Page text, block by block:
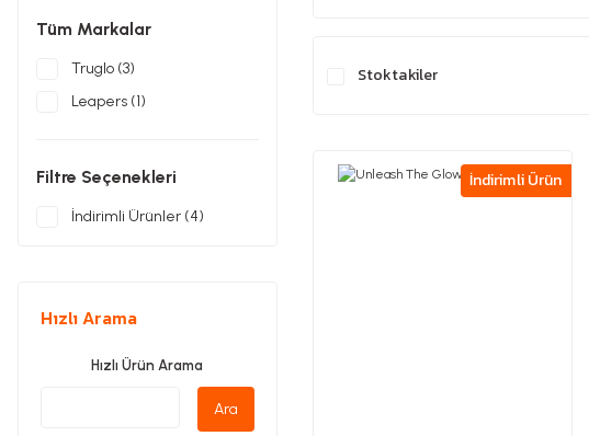
Tüm Markalar
Truglo (3)
Leapers (1)
Filtre Seçenekleri
İndirimli Ürünler (4)
Hızlı Arama
Hızlı Ürün Arama
Ara
Stoktakiler
İndirimli Ürün